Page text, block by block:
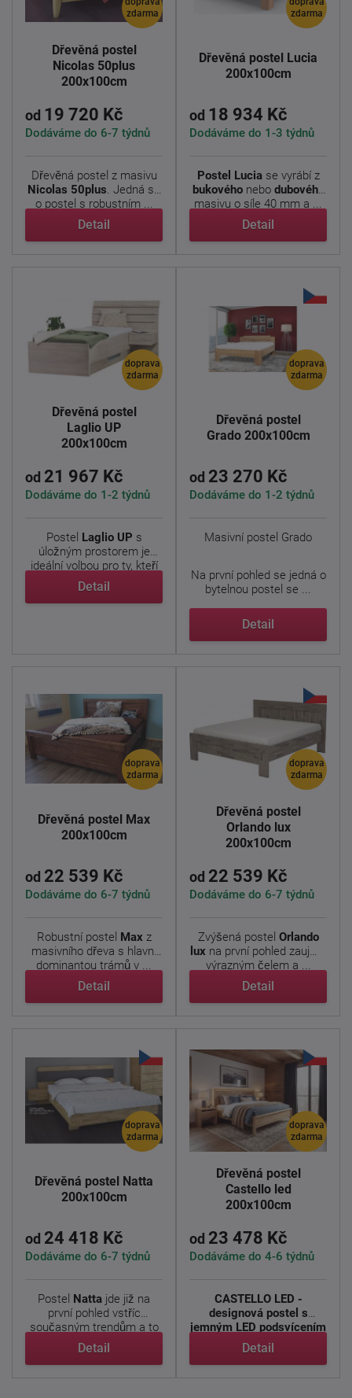
zdarma
Dřevěná postel
Nicolas 50plus
200x100cm
od 19 720 Kč
Dodáváme do 6-7 týdnů
Dřevěná postel z masivu
Nicolas 50plus. Jedná se
o postel s robustním ...
Detail
zdarma
Dřevěná postel Lucia
200x100cm
od 18 934 Kč
Dodáváme do 1-3 týdnů
Postel Lucia se vyrábí z
bukovéhonebo dubového
masivu o síle 40 mm a ...
Detail
doprava
zdarma
Dřevěná postel
Laglio UP
200x100cm
od 21 967 Kč
Dodáváme do 1-2 týdnů
Postel Laglio UP s
úložným prostorem je
ideální volbou pro ty, kteří
...
Detail
doprava
zdarma
Dřevěná postel
Grado 200x100cm
od 23 270 Kč
Dodáváme do 1-2 týdnů
Masivní postel Grado
Na první pohled se jedná o
bytelnou postel se ...
Detail
doprava
zdarma
Dřevěná postel Max
200x100cm
od 22 539 Kč
Dodáváme do 6-7 týdnů
Robustní postel Maxz
masivního dřeva s hlavní
dominantou trámů v ...
Detail
doprava
zdarma
Dřevěná postel
Orlando lux
200x100cm
od 22 539 Kč
Dodáváme do 6-7 týdnů
Zvýšená postel Orlando
lux na první pohled zaujme
výrazným čelem a ...
Detail
doprava
zdarma
Dřevěná postel Natta
200x100cm
od 24 418 Kč
Dodáváme do 6-7 týdnů
Postel Natta jde již na
první pohled vstříc
současným trendům a to
...
Detail
doprava
zdarma
Dřevěná postel
Castello led
200x100cm
od 23 478 Kč
Dodáváme do 4-6 týdnů
CASTELLO LED -
designová postel s
jemným LED podsvícením
a originálním ...
Detail